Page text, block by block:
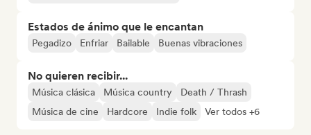
Estados de ánimo que le encantan
Pegadizo Enfriar Bailable Buenas vibraciones
No quieren recibir...
Música clásica Música country
Death / Thrash
Música de cine
Hardcore Indie folk Ver todos +6